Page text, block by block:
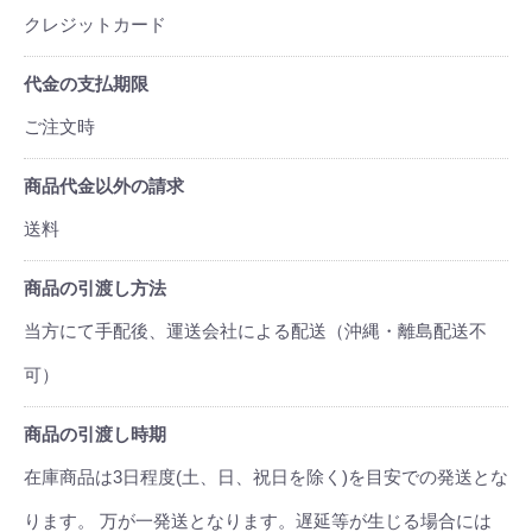
クレジットカード
代金の支払期限
ご注文時
商品代金以外の請求
送料
商品の引渡し方法
当方にて手配後、運送会社による配送（沖縄・離島配送不
可）
商品の引渡し時期
在庫商品は3日程度(土、日、祝日を除く)を目安での発送とな
ります。 万が一発送となります。遅延等が生じる場合には